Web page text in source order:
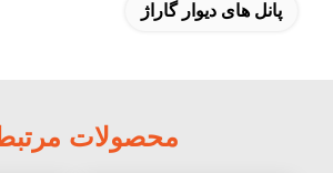
پانل های دیوار گاراژ
محصولات مرتبط